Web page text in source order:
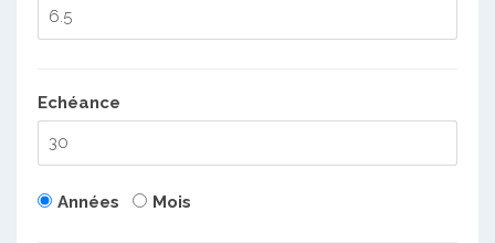
Echéance
Années Mois